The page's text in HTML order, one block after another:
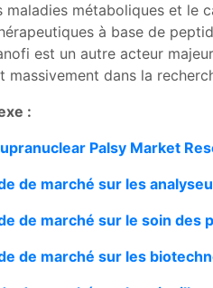
maladies métaboliques et le
à base de
est un autre acteur
massivement dans la
:
Palsy Market
de marché sur les
de marché sur le soin des
de marché sur les